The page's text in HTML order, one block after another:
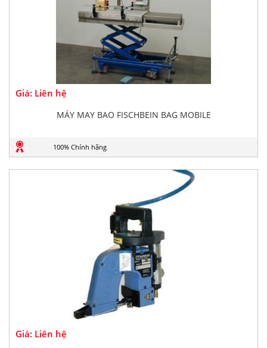
Giá: Liên hệ
MÁY MAY BAO FISCHBEIN BAG MOBILE
100% Chính hãng
Giá: Liên hệ